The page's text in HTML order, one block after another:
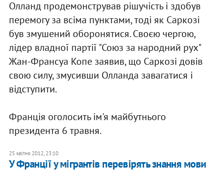
Олланд продемонстрував рішучість і здобув
перемогу за всіма пунктами, тоді як Саркозі
був змушений оборонятися. Своєю чергою,
лідер владної партії "Союз за народний рух"
Жан-Франсуа Копе заявив, що Саркозі довів
свою силу, змусивши Олланда завагатися і
відступити.
Франція оголосить ім'я майбутнього
президента 6 травня.
25 квітня 2012, 23:10
У Франції у мігрантів перевірять знання мови